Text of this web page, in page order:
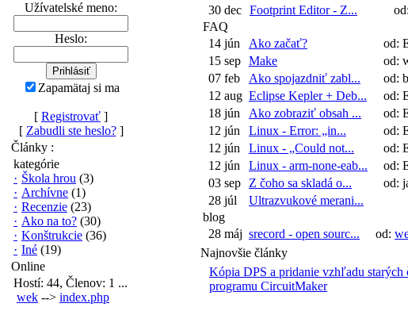
Užívatelské meno:
Heslo:
Zapamätaj si ma
[ Registrovať ]
[ Zabudli ste heslo?]
Články :
kategórie
· Škola hrou (3)
· Archívne (1)
· Recenzie (23)
· Ako na to? (30)
· Konštrukcie (36)
· Iné (19)
Online
Hostí: 44, Členov: 1 ...
wek --> index.php
30 dec Footprint Editor - Z... od:
FAQ
14 jún
Ako začať? od:
15 sep Make od:
07 feb
Ako spojazdniť zabl... od:
12 aug Eclipse Kepler + Deb... od:
18 jún
Ako zobraziť obsah ... od:
12 jún
Linux - Error: „in... od:
12 jún
Linux - „Could not... od:
12 jún
Linux - arm-none-eab... od:
03 sep
Z čoho sa skladá o... od:
28 júl
Ultrazvukové merani...
blog
28 máj srecord - open sourc... od:
Najnovšie články
Kópia DPS a pridanie vzhľadu starých
programu CircuitMaker